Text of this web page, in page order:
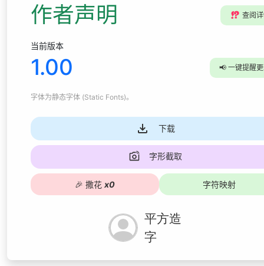
作者声明 ⁉️ 查阅
当前版本
1.00 📢 一键提醒
字体为静态字体 (Static Fonts)。
下载
字形截取
🎉 撒花 x0 字符映射
平方造
字